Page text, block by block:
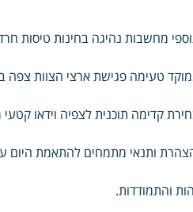
מחשבות נהיגה בחינות טיסות חרדת
טעימה פגישת ארצי הצוות
קדימה תוכנית לצפיה וידאו
ותנאי מתמחים להתאמת היום
והתמודדות.